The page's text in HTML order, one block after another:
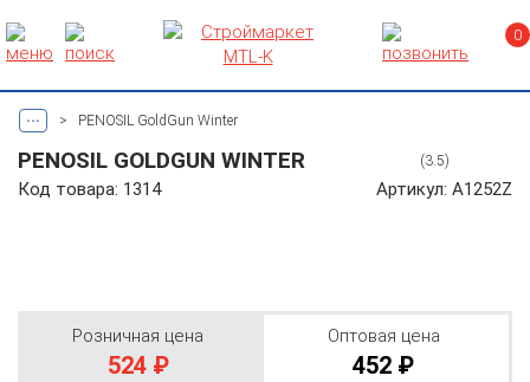
0
... > PENOSIL GoldGun Winter
PENOSIL GOLDGUN WINTER (3.5)
Код товара: 1314 Артикул: A1252Z
Розничная цена
524 ₽
Оптовая цена
452 ₽